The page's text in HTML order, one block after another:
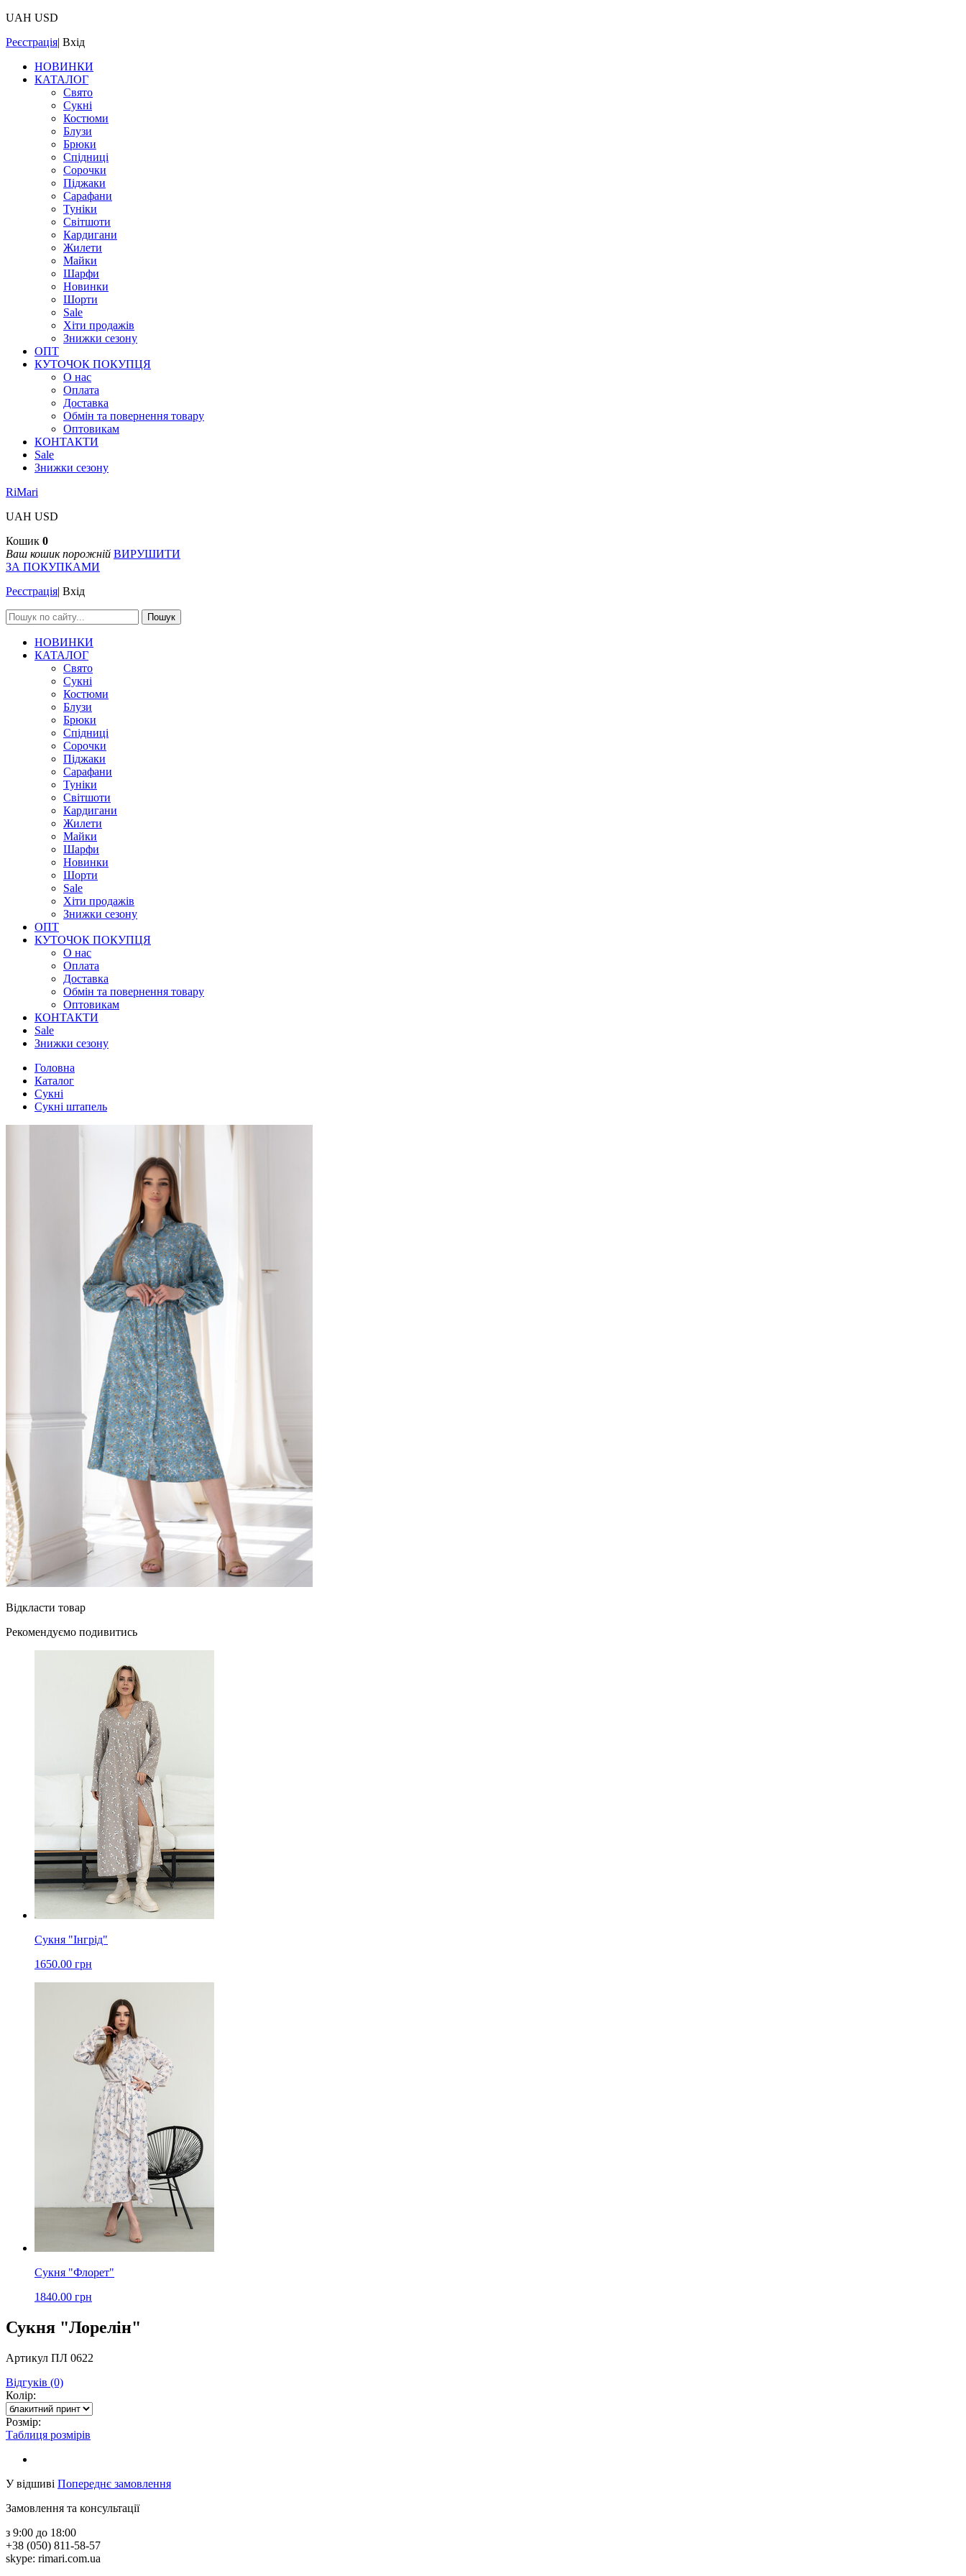
UAH USD
Реєстрація| Вхід
НОВИНКИ
КАТАЛОГ
Свято
Сукні
Костюми
Блузи
Брюки
Спідниці
Сорочки
Піджаки
Сарафани
Туніки
Світшоти
Кардигани
Жилети
Майки
Шарфи
Новинки
Шорти
Sale
Хіти продажів
Знижки сезону
ОПТ
КУТОЧОК ПОКУПЦЯ
О нас
Оплата
Доставка
Обмін та повернення товару
Оптовикам
КОНТАКТИ
Sale
Знижки сезону
RiMari
UAH USD
Кошик 0
Ваш кошик порожній ВИРУШИТИ
ЗА ПОКУПКАМИ
Реєстрація| Вхід
Пошук
НОВИНКИ
КАТАЛОГ
Свято
Сукні
Костюми
Блузи
Брюки
Спідниці
Сорочки
Піджаки
Сарафани
Туніки
Світшоти
Кардигани
Жилети
Майки
Шарфи
Новинки
Шорти
Sale
Хіти продажів
Знижки сезону
ОПТ
КУТОЧОК ПОКУПЦЯ
О нас
Оплата
Доставка
Обмін та повернення товару
Оптовикам
КОНТАКТИ
Sale
Знижки сезону
Головна
Каталог
Сукні
Сукні штапель
Відкласти товар
Рекомендуємо подивитись
Сукня "Інгрід"
1650.00 грн
Сукня "Флорет"
1840.00 грн
Сукня "Лорелін"
Артикул ПЛ 0622
Відгуків (0)
Колір:
Розмір:
Таблиця розмірів
У відшиві Попереднє замовлення
Замовлення та консультації
з 9:00 до 18:00
+38 (050) 811-58-57
skype: rimari.com.ua